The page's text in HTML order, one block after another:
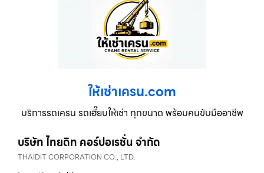
ให้เช่าเครน.com
บริการรถเครน รถเฮี๊ยบให้เช่า ทุกขนาด พร้อมคนขับมืออาชีพ
บริษัท ไทยดิท คอร์ปอเรชั่น จำกัด
THAIDIT CORPORATION CO., LTD.